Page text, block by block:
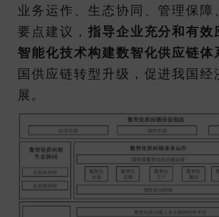
业务运作、生态协同、管理保障
要点建议， 指导企业充分和有效
智能化技术构建数智化供应链体
国供应链转型升级，促进我国经
展。